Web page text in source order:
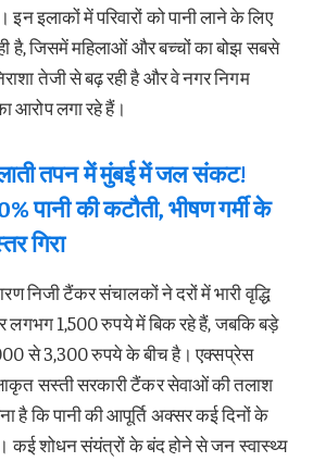
इलाकों में परिवारों को पानी लाने के लिए
है, जिसमें महिलाओं और बच्चों का बोझ सबसे
तेजी से बढ़ रही है और वे नगर निगम
आरोप लगा रहे हैं।
तपन में मुंबई में जल संकट!
पानी की कटौती, भीषण गर्मी के
गिरा
निजी टैंकर संचालकों ने दरों में भारी वृद्धि
लगभग 1,500 रुपये में बिक रहे हैं, जबकि बड़े
से 3,300 रुपये के बीच है। एक्सप्रेस
सस्ती सरकारी टैंकर सेवाओं की तलाश
है कि पानी की आपूर्ति अक्सर कई दिनों के
कई शोधन संयंत्रों के बंद होने से जन स्वास्थ्य